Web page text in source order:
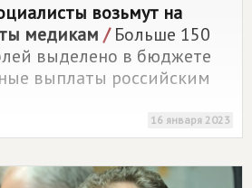
возьмут на
медикам /Больше 150
выделено в бюджете
выплаты российским
16 января 2023